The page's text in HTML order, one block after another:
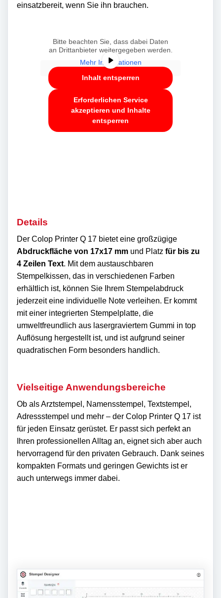
einsatzbereit, wenn Sie ihn brauchen.
Sie sehen gerade einen
Bitte beachten Sie, dass dabei Daten
an Drittanbieter weitergegeben werden.
Mehr Informationen
Inhalt entsperren
Erforderlichen Service
akzeptieren und Inhalte
entsperren
Details
Der Colop Printer Q 17 bietet eine großzügige
Abdruckfläche von 17x17 mm und Platz für bis zu
4 Zeilen Text. Mit dem austauschbaren
Stempelkissen, das in verschiedenen Farben
erhältlich ist, können Sie Ihrem Stempelabdruck
jederzeit eine individuelle Note verleihen. Er kommt
mit einer integrierten Stempelplatte, die
umweltfreundlich aus lasergraviertem Gummi in top
Auflösung hergestellt ist, und ist aufgrund seiner
quadratischen Form besonders handlich.
Vielseitige Anwendungsbereiche
Ob als Arztstempel, Namensstempel, Textstempel,
Adressstempel und mehr – der Colop Printer Q 17 ist
für jeden Einsatz gerüstet. Er passt sich perfekt an
Ihren professionellen Alltag an, eignet sich aber auch
hervorragend für den privaten Gebrauch. Dank seines
kompakten Formats und geringen Gewichts ist er
auch unterwegs immer dabei.